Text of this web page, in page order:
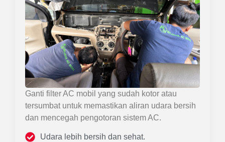
Ganti filter AC mobil yang sudah kotor atau
tersumbat untuk memastikan aliran udara bersih
dan mencegah pengotoran sistem AC.
Udara lebih bersih dan sehat.